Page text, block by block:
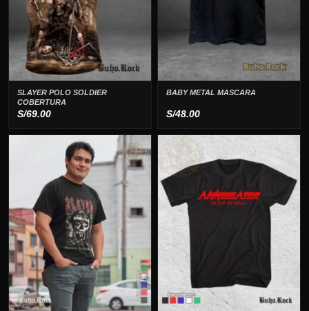
SLAYER POLO SOLDIER
COBERTURA
S/69.00
BABY METAL MASCARA
S/48.00